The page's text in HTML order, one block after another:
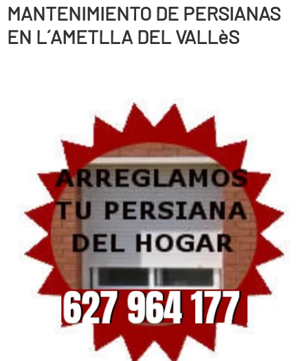
MANTENIMIENTO DE PERSIANAS
EN L´AMETLLA DEL VALLèS